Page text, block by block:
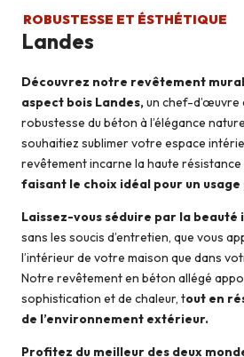
ROBUSTESSE ET ÉSTHÉTIQUE
Landes
Découvrez notre revêtement
aspect bois Landes,un chef-d’œuvre
robustesse du béton à l’élégance
souhaitiez sublimer votre espace
revêtement incarne la haute
faisant le choix idéal pour un
Laissez-vous séduire par la
sans les soucis d’entretien, que vous
l’intérieur de votre maison que dans
Notre revêtement en béton allégé
sophistication et de chaleur, tout en
de l’environnement extérieur.
Profitez du meilleur des deux